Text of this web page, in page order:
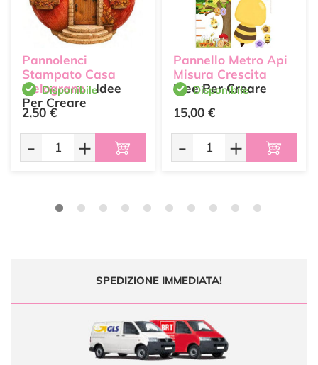
Pannolenci
Stampato Casa
Melograno Idee
Per Creare
Disponibile
2,50 €
- +
Pannello Metro Api
Misura Crescita
Idee Per Creare
Disponibile
15,00 €
- +
SPEDIZIONE IMMEDIATA!